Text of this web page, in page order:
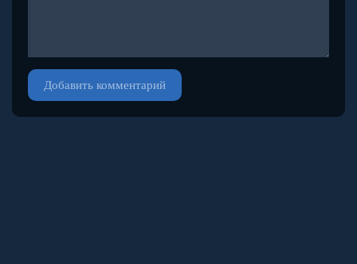
Добавить комментарий